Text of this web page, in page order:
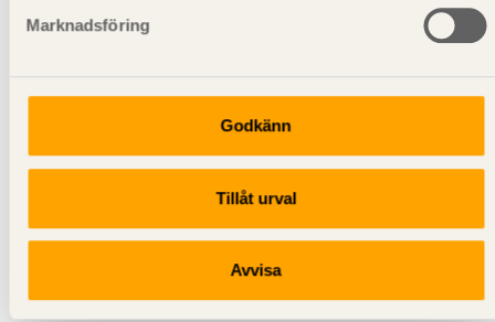
Marknadsföring
Godkänn
Tillåt urval
Avvisa
Svenskt Trä sprider kunskap om trä, träprodukter och
träbyggande för att främja ett hållbart samhälle och
en livskraftig sågverksnäring. Det gör vi genom att
Svenskt Trä representerar svensk sågverksindustri